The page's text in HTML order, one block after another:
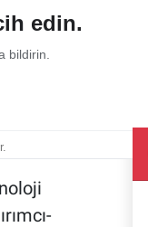
edin.
bildirin.